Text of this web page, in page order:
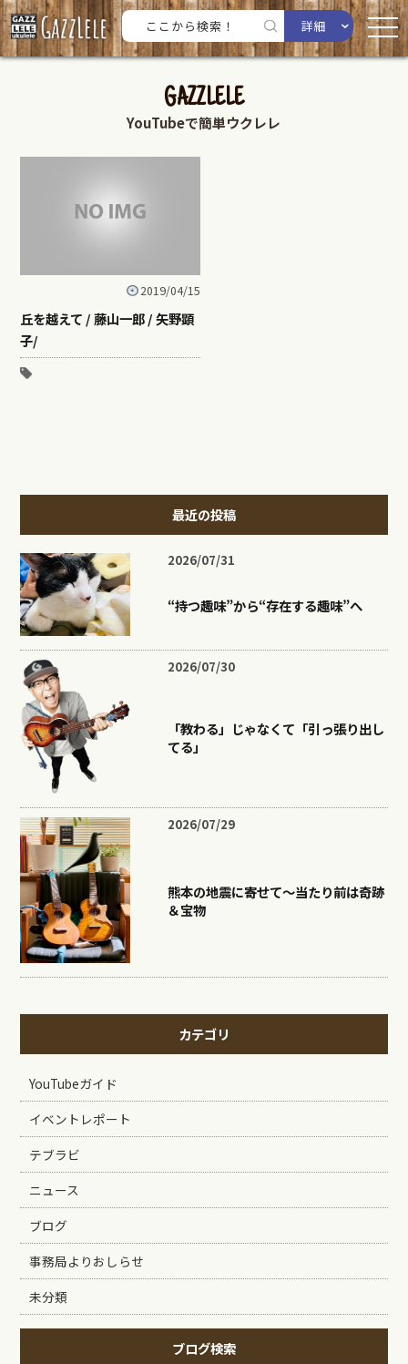
詳細
GAZZLELE
YouTubeで簡単ウクレレ
2019/04/15
丘を越えて / 藤山一郎 / 矢野顕
子/
最近の投稿
2026/07/31
“持つ趣味”から“存在する趣味”へ
2026/07/30
「教わる」じゃなくて「引っ張り出し
てる」
2026/07/29
熊本の地震に寄せて〜当たり前は奇跡
＆宝物
カテゴリ
YouTubeガイド
イベントレポート
テブラビ
ニュース
ブログ
事務局よりおしらせ
未分類
ブログ検索